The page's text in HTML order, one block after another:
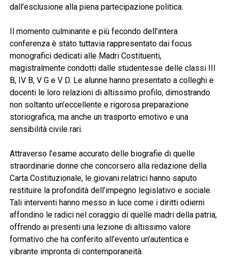
dall’esclusione alla piena partecipazione politica.
Il momento culminante e più fecondo dell’intera
conferenza è stato tuttavia rappresentato dai focus
monografici dedicati alle Madri Costituenti,
magistralmente condotti dalle studentesse delle classi III
B, IV B, V G e V D. Le alunne hanno presentato a colleghi e
docenti le loro relazioni di altissimo profilo, dimostrando
non soltanto un’eccellente e rigorosa preparazione
storiografica, ma anche un trasporto emotivo e una
sensibilità civile rari.
Attraverso l’esame accurato delle biografie di quelle
straordinarie donne che concorsero alla redazione della
Carta Costituzionale, le giovani relatrici hanno saputo
restituire la profondità dell’impegno legislativo e sociale.
Tali interventi hanno messo in luce come i diritti odierni
affondino le radici nel coraggio di quelle madri della patria,
offrendo ai presenti una lezione di altissimo valore
formativo che ha conferito all’evento un’autentica e
vibrante impronta di contemporaneità.